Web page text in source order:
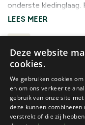
onderste kledinglaag.
zorgt ervoor dat je
uit merinowol.
kleuren.
Graag nog meer
HET
Deze website
cookies.
We gebruiken cookies
en om ons verkeer te
gebruik van onze site
deze kunnen
verstrekt of die zij